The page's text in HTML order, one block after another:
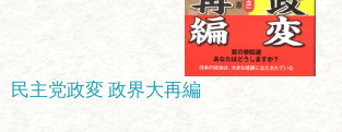
民主党政変 政界大再編